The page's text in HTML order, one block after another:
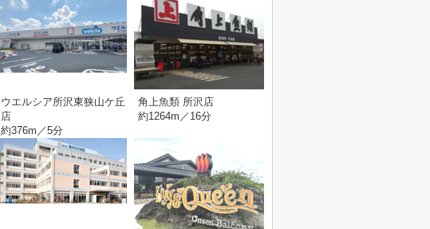
ウエルシア所沢東狭山ケ丘
店
約376m／5分
角上魚類 所沢店
約1264m／16分